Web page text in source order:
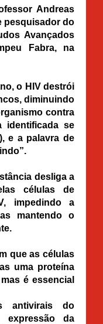
Andreas
pesquisador do
Avançados
Fabra, na
o HIV destrói
diminuindo
contra
identificada se
e a palavra de
desliga a
células de
impedindo a
mantendo o
que as células
uma proteína
é essencial
antivirais do
expressão da